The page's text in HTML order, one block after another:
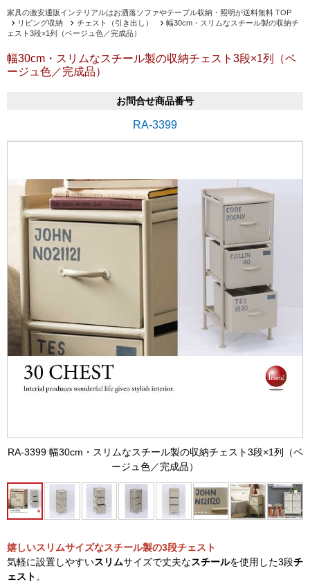
家具の激安通販インテリアルはお洒落ソファやテーブル収納・照明が送料無料 TOP
リビング収納
チェスト（引き出し）
幅30cm・スリムなスチール製の収納チ
ェスト3段×1列（ベージュ色／完成品）
幅30cm・スリムなスチール製の収納チェスト3段×1列（ベ
ージュ色／完成品）
お問合せ商品番号
RA-3399
RA-3399 幅30cm・スリムなスチール製の収納チェスト3段×1列（ベ
ージュ色／完成品）
嬉しいスリムサイズなスチール製の3段チェスト
気軽に設置しやすいスリムサイズで丈夫なスチールを使用した3段チ
ェスト 。